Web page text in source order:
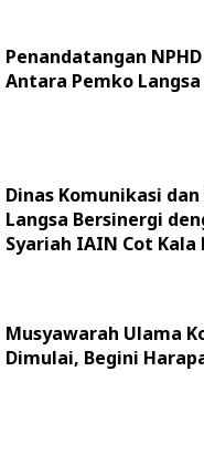
Penandatangan
Antara Pemko Langsa
Dinas Komunikasi
Langsa Bersinergi
Syariah IAIN Cot Kala
Musyawarah Ulama
Dimulai, Begini